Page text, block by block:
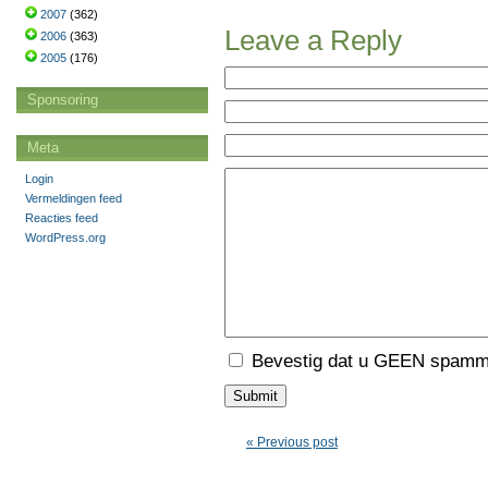
Leave a Reply
Bevestig dat u GEEN
« Previous post
2007 (362)
2006 (363)
2005 (176)
Sponsoring
Meta
Login
Vermeldingen feed
Reacties feed
WordPress.org